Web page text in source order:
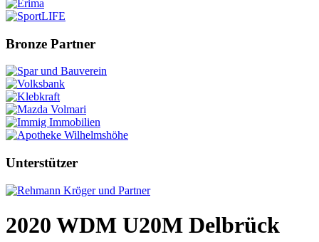
Bronze Partner
Unterstützer
2020 WDM U20M Delbrück